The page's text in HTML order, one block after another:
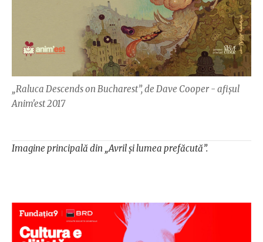
„Raluca Descends on Bucharest”, de Dave Cooper - afișul
Anim'est 2017
Imagine principală din „Avril și lumea prefăcută”.